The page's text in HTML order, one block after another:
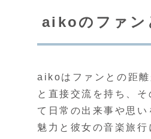
aikoのファン
aikoはファンとの距離
と直接交流を持ち、
て日常の出来事や思
魅力と彼女の音楽旅